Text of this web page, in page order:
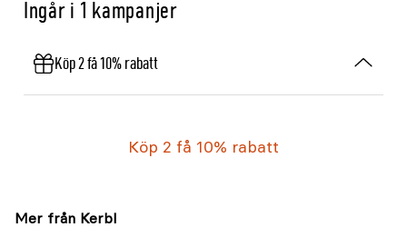
Ingår i 1 kampanjer
Köp 2 få 10% rabatt
Köp 2 få 10% rabatt
Mer från Kerbl